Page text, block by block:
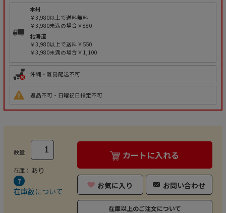
本州
￥3,980以上で送料無料
￥3,980未満の場合￥880
北海道
￥3,980以上で送料￥550
￥3,980未満の場合￥1,100
沖縄・離島配送不可
返品不可・日曜祝日指定不可
数量
在庫： あり
在庫数について
カートに入れる
お気に入り お問い合わせ
在庫以上のご注文について